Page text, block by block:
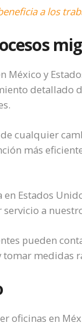
a los
México y
detallado
cualquier
más
Estados
a
pueden
medidas
oficinas en